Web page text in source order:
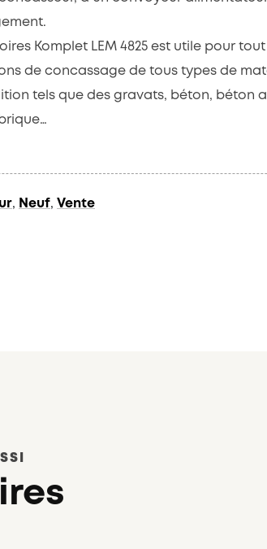
Komplet LEM 4825 est utile pour
de concassage de tous types de
tels que des gravats, béton, béton
, Neuf, Vente